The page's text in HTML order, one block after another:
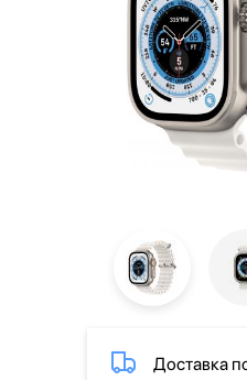
Доставка